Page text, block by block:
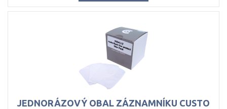
JEDNORÁZOVÝ OBAL ZÁZNAMNÍKU CUSTO